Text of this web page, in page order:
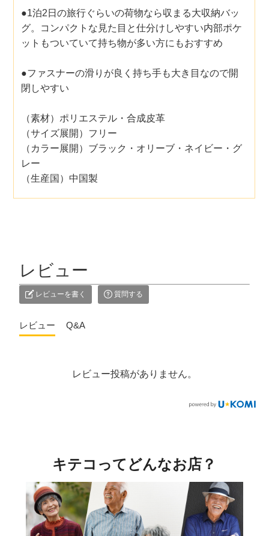
●1泊2日の旅行ぐらいの荷物なら収まる大収納バッ
グ。コンパクトな見た目と仕分けしやすい内部ポケ
ットもついていて持ち物が多い方にもおすすめ
●ファスナーの滑りが良く持ち手も大き目なので開
閉しやすい
（素材）ポリエステル・合成皮革
（サイズ展開）フリー
（カラー展開）ブラック・オリーブ・ネイビー・グ
レー
（生産国）中国製
レビュー
レビューを書く 質問する
レビュー Q&A
レビュー投稿がありません。
キテコってどんなお店？